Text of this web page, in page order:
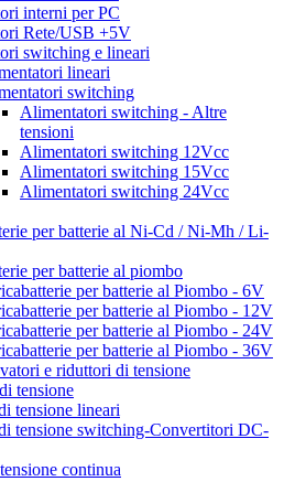
interni per PC
Rete/USB +5V
switching e lineari
lineari
switching
Alimentatori switching - Altre
tensioni
Alimentatori switching 12Vcc
Alimentatori switching 15Vcc
Alimentatori switching 24Vcc
per batterie al Ni-Cd / Ni-Mh / Li-
per batterie al piombo
per batterie al Piombo - 6V
per batterie al Piombo - 12V
per batterie al Piombo - 24V
per batterie al Piombo - 36V
e riduttori di tensione
tensione
tensione lineari
tensione switching-Convertitori DC-
continua